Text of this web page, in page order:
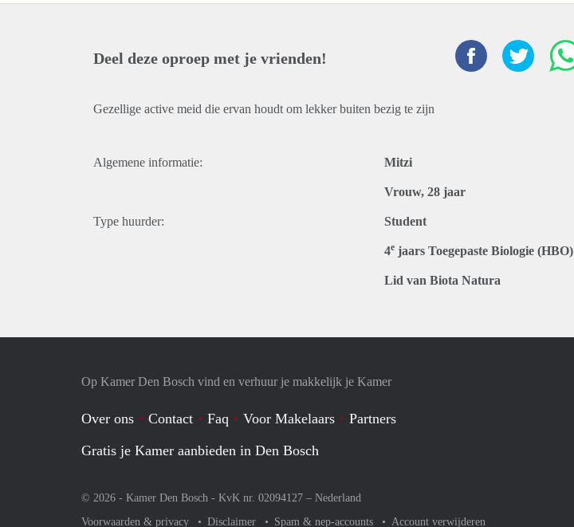
Deel deze oproep met je vrienden!
Gezellige active meid die ervan houdt om lekker buiten bezig te zijn
Algemene informatie: Mitzi
Vrouw, 28 jaar
Type huurder: Student
4e jaars Toegepaste Biologie (HBO)
Lid van Biota Natura
Op Kamer Den Bosch vind en verhuur je makkelijk je Kamer
Over ons Contact Faq Voor Makelaars
Partners
Gratis je Kamer aanbieden in Den Bosch
© 2026 - Kamer Den Bosch - KvK nr. 02094127 – Nederland
Voorwaarden & privacy
Disclaimer Spam & nep-accounts Account verwijderen